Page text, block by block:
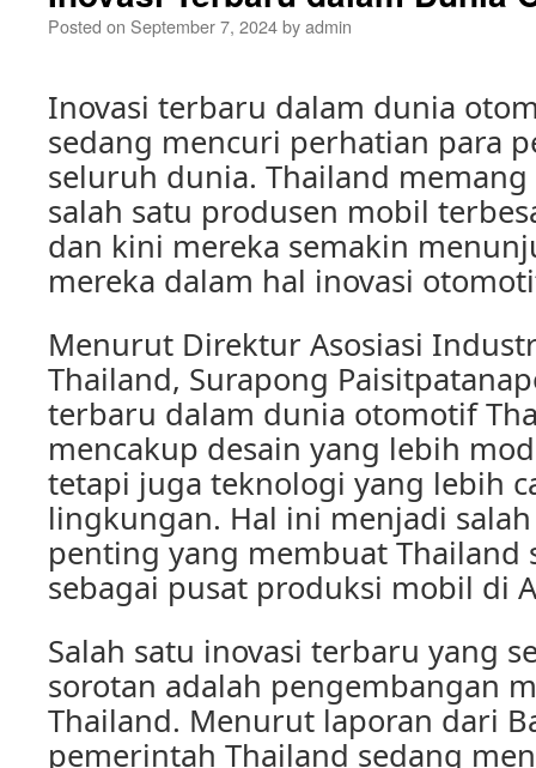
Posted on September 7, 2024byadmin
Inovasi terbaru dalam dunia
sedang mencuri perhatian para
seluruh dunia. Thailand
salah satu produsen mobil
dan kini mereka semakin
mereka dalam hal inovasi
Menurut Direktur Asosiasi
Thailand, Surapong
terbaru dalam dunia otomotif
mencakup desain yang lebih
tetapi juga teknologi yang lebih
lingkungan. Hal ini menjadi
penting yang membuat Thailand
sebagai pusat produksi mobil di
Salah satu inovasi terbaru yang
sorotan adalah pengembangan
Thailand. Menurut laporan dari
pemerintah Thailand sedang